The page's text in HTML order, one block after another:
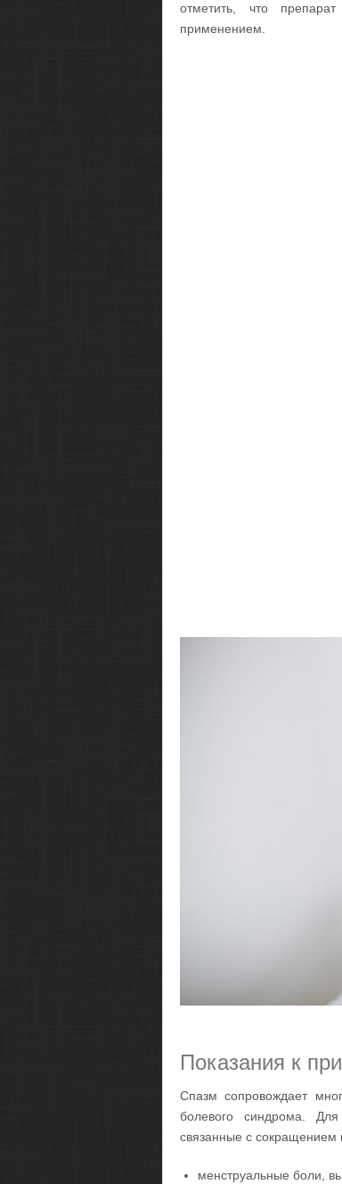
отметить, что
применением.
Показания к
Спазм сопровождает
болевого синдрома.
связанные с сокращением
менструальные боли,